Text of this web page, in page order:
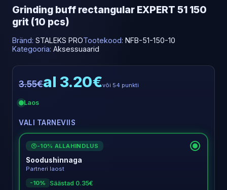
Grinding buff rectangular EXPERT 51 150
grit (10 pcs)
Bränd: STALEKS PROTootekood: NFB-51-150-10
Kategooria: Aksessuaarid
3.55€al 3.20€või 54 punkti
Laos
VALI TARNEVIIS
€ -10% ALLAHINDLUS
Soodushinnaga
Partneri laost
-10%
Säästad 0.35€